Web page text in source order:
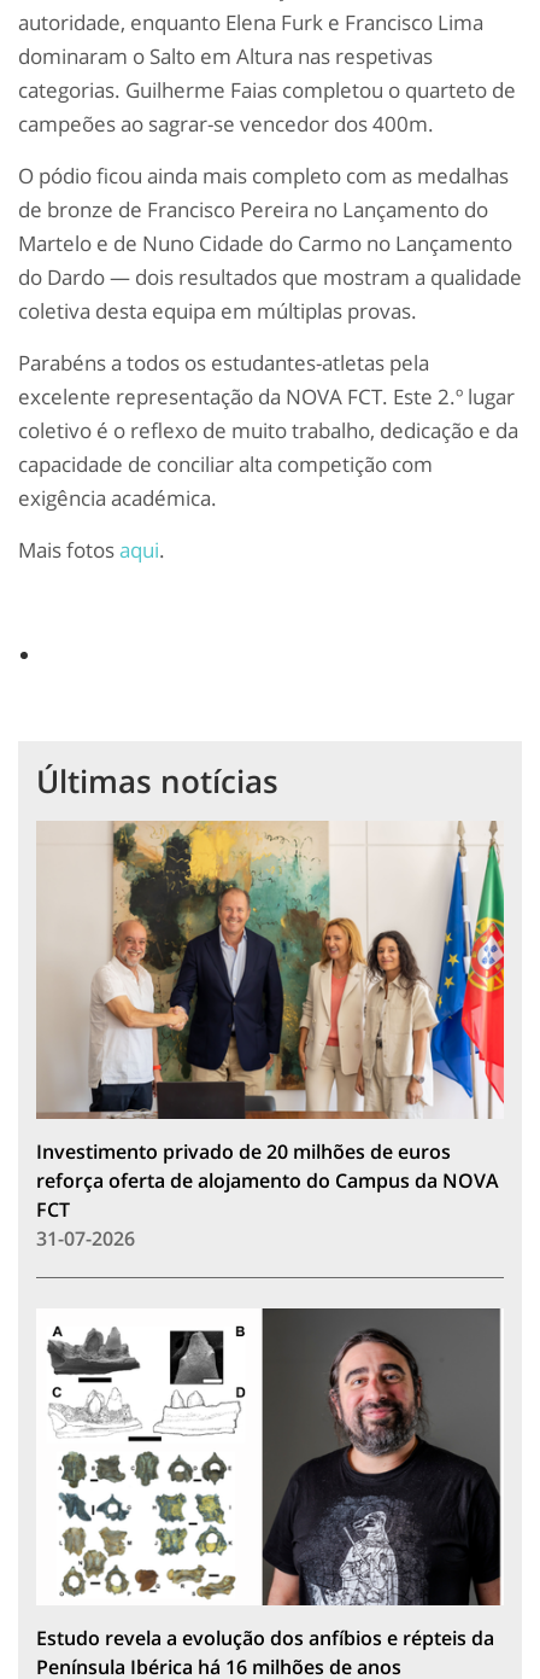
autoridade, enquanto Elena Furk e Francisco Lima
dominaram o Salto em Altura nas respetivas
categorias. Guilherme Faias completou o quarteto de
campeões ao sagrar-se vencedor dos 400m.
O pódio ficou ainda mais completo com as medalhas
de bronze de Francisco Pereira no Lançamento do
Martelo e de Nuno Cidade do Carmo no Lançamento
do Dardo — dois resultados que mostram a qualidade
coletiva desta equipa em múltiplas provas.
Parabéns a todos os estudantes-atletas pela
excelente representação da NOVA FCT. Este 2.º lugar
coletivo é o reflexo de muito trabalho, dedicação e da
capacidade de conciliar alta competição com
exigência académica.
Mais fotosaqui.
Últimas notícias
Investimento privado de 20 milhões de euros
reforça oferta de alojamento do Campus da NOVA
FCT
31-07-2026
Estudo revela a evolução dos anfíbios e répteis da
Península Ibérica há 16 milhões de anos